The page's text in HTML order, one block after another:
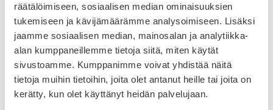
räätälöimiseen, sosiaalisen median ominaisuuksien
tukemiseen ja kävijämäärämme analysoimiseen. Lisäksi
jaamme sosiaalisen median, mainosalan ja analytiikka-
alan kumppaneillemme tietoja siitä, miten käytät
sivustoamme. Kumppanimme voivat yhdistää näitä
tietoja muihin tietoihin, joita olet antanut heille tai joita on
kerätty, kun olet käyttänyt heidän palvelujaan.
Näytä koko kuvaus
Lääkkeillä ja reseptillä ostetuilla tuotteilla ei ole
palautusoikeutta.